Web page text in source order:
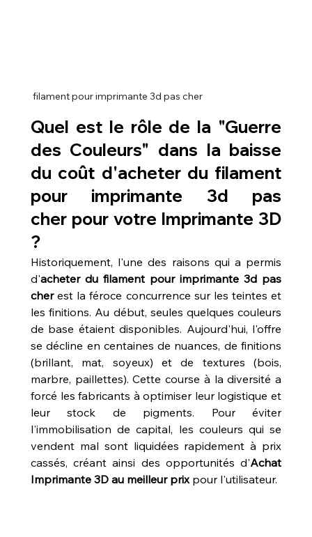
filament pour imprimante 3d pas cher
Quel est le rôle de la "Guerre
des Couleurs" dans la baisse
du coût d'acheter du filament
pour imprimante 3d pas
cher pour votre Imprimante 3D
?
Historiquement, l'une des raisons qui a permis
d'acheter du filament pour imprimante 3d pas
cher est la féroce concurrence sur les teintes et
les finitions. Au début, seules quelques couleurs
de base étaient disponibles. Aujourd'hui, l'offre
se décline en centaines de nuances, de finitions
(brillant, mat, soyeux) et de textures (bois,
marbre, paillettes). Cette course à la diversité a
forcé les fabricants à optimiser leur logistique et
leur stock de pigments. Pour éviter
l'immobilisation de capital, les couleurs qui se
vendent mal sont liquidées rapidement à prix
cassés, créant ainsi des opportunités d'Achat
Imprimante 3D au meilleur prix pour l'utilisateur.